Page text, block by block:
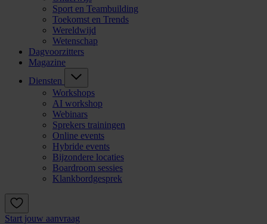
Sport en Teambuilding
Toekomst en Trends
Wereldwijd
Wetenschap
Dagvoorzitters
Magazine
Diensten
Workshops
AI workshop
Webinars
Sprekers trainingen
Online events
Hybride events
Bijzondere locaties
Boardroom sessies
Klankbordgesprek
Start jouw aanvraag